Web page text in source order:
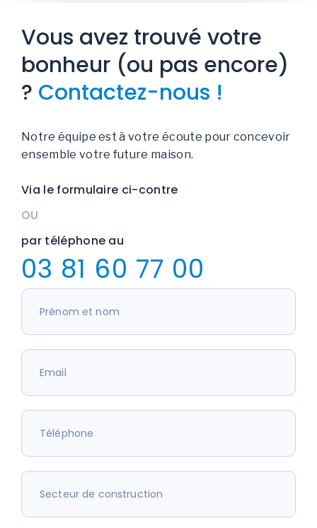
Vous avez trouvé votre
bonheur (ou pas encore)
? Contactez-nous !
Notre équipe est à votre écoute pour concevoir
ensemble votre future maison.
Via le formulaire ci-contre
OU
par téléphone au
03 81 60 77 00